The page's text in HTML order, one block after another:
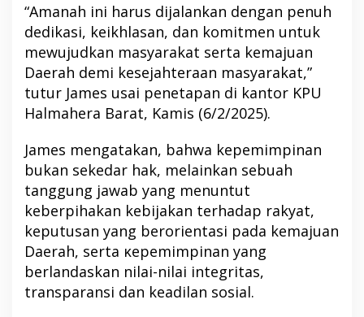
“Amanah ini harus dijalankan dengan penuh
dedikasi, keikhlasan, dan komitmen untuk
mewujudkan masyarakat serta kemajuan
Daerah demi kesejahteraan masyarakat,”
tutur James usai penetapan di kantor KPU
Halmahera Barat, Kamis (6/2/2025).
James mengatakan, bahwa kepemimpinan
bukan sekedar hak, melainkan sebuah
tanggung jawab yang menuntut
keberpihakan kebijakan terhadap rakyat,
keputusan yang berorientasi pada kemajuan
Daerah, serta κepemimpinan yang
berlandaskan nilai-nilai integritas,
transparansi dan keadilan sosial.